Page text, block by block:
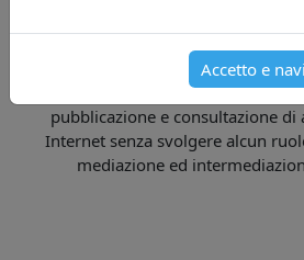
Accetto e
contrarietà all'ordine pubblico o
contenuti immessi on line.
pubblicazione e consultazione
Internet senza svolgere alcun
mediazione ed